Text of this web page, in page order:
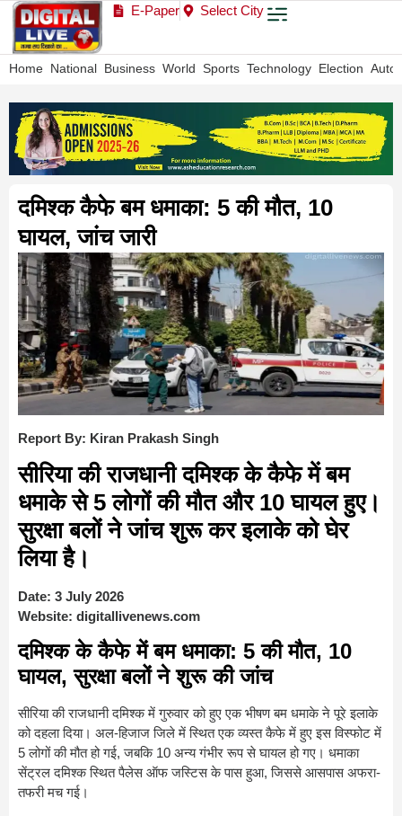
E-Paper Select City
Home National Business World Sports Technology Election Auto
दमिश्क कैफे बम धमाका: 5 की मौत, 10
घायल, जांच जारी
Report By: Kiran Prakash Singh
सीरिया की राजधानी दमिश्क के कैफे में बम
धमाके से 5 लोगों की मौत और 10 घायल हुए।
सुरक्षा बलों ने जांच शुरू कर इलाके को घेर
लिया है।
Date: 3 July 2026
Website: digitallivenews.com
दमिश्क के कैफे में बम धमाका: 5 की मौत, 10
घायल, सुरक्षा बलों ने शुरू की जांच
सीरिया की राजधानी दमिश्क में गुरुवार को हुए एक भीषण बम धमाके ने पूरे इलाके
को दहला दिया। अल-हिजाज जिले में स्थित एक व्यस्त कैफे में हुए इस विस्फोट में
5 लोगों की मौत हो गई, जबकि 10 अन्य गंभीर रूप से घायल हो गए। धमाका
सेंट्रल दमिश्क स्थित पैलेस ऑफ जस्टिस के पास हुआ, जिससे आसपास अफरा-
तफरी मच गई।